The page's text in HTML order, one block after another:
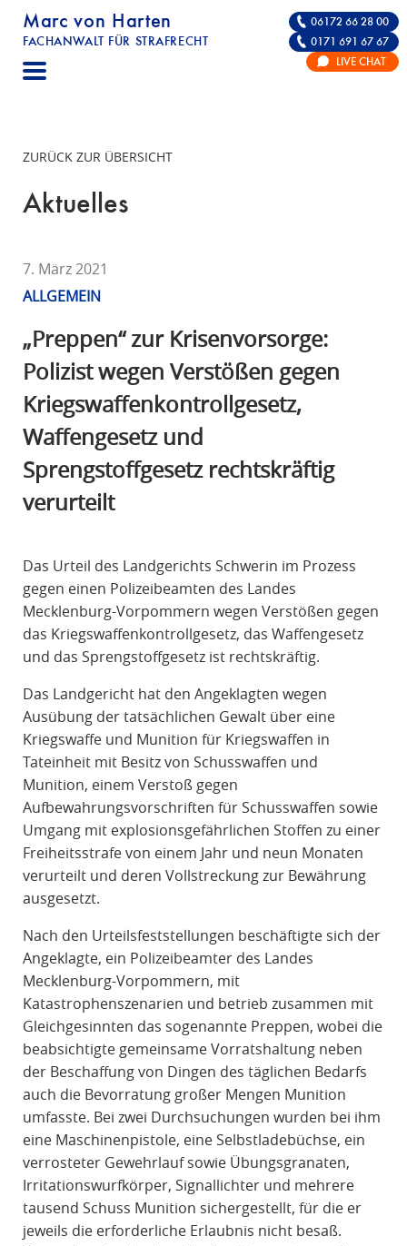
Marc von Harten
FACHANWALT FÜR STRAFRECHT
STRAFRECHT | RECHTSANWALT FÜR DIE
06172 66 28 00
0171 691 67 67
LIVE CHAT
ZURÜCK ZUR ÜBERSICHT
Aktuelles
7. März 2021
ALLGEMEIN
„Preppen“ zur Krisenvorsorge:
Polizist wegen Verstößen gegen
Kriegswaffenkontrollgesetz,
Waffengesetz und
Sprengstoffgesetz rechtskräftig
verurteilt
Das Urteil des Landgerichts Schwerin im Prozess
gegen einen Polizeibeamten des Landes
Mecklenburg-Vorpommern wegen Verstößen gegen
das Kriegswaffenkontrollgesetz, das Waffengesetz
und das Sprengstoffgesetz ist rechtskräftig.
Das Landgericht hat den Angeklagten wegen
Ausübung der tatsächlichen Gewalt über eine
Kriegswaffe und Munition für Kriegswaffen in
Tateinheit mit Besitz von Schusswaffen und
Munition, einem Verstoß gegen
Aufbewahrungsvorschriften für Schusswaffen sowie
Umgang mit explosionsgefährlichen Stoffen zu einer
Freiheitsstrafe von einem Jahr und neun Monaten
verurteilt und deren Vollstreckung zur Bewährung
ausgesetzt.
Nach den Urteilsfeststellungen beschäftigte sich der
Angeklagte, ein Polizeibeamter des Landes
Mecklenburg-Vorpommern, mit
Katastrophenszenarien und betrieb zusammen mit
Gleichgesinnten das sogenannte Preppen, wobei die
beabsichtigte gemeinsame Vorratshaltung neben
der Beschaffung von Dingen des täglichen Bedarfs
auch die Bevorratung großer Mengen Munition
umfasste. Bei zwei Durchsuchungen wurden bei ihm
eine Maschinenpistole, eine Selbstladebüchse, ein
verrosteter Gewehrlauf sowie Übungsgranaten,
Irritationswurfkörper, Signallichter und mehrere
tausend Schuss Munition sichergestellt, für die er
jeweils die erforderliche Erlaubnis nicht besaß.